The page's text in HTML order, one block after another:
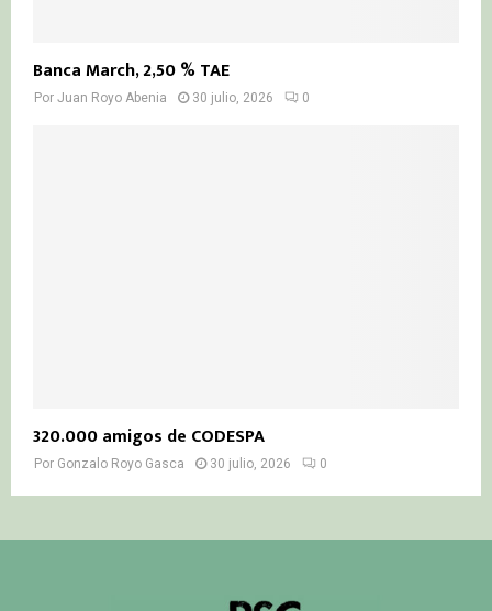
Banca March, 2,50 % TAE
Por Juan Royo Abenia 30 julio, 2026 0
320.000 amigos de CODESPA
Por Gonzalo Royo Gasca 30 julio, 2026 0